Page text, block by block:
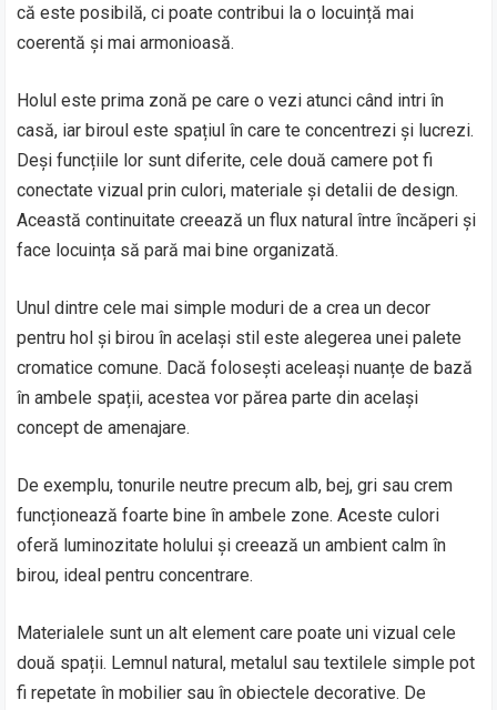
că este posibilă, ci poate contribui la o locuință mai
coerentă și mai armonioasă.
Holul este prima zonă pe care o vezi atunci când intri în
casă, iar biroul este spațiul în care te concentrezi și lucrezi.
Deși funcțiile lor sunt diferite, cele două camere pot fi
conectate vizual prin culori, materiale și detalii de design.
Această continuitate creează un flux natural între încăperi și
face locuința să pară mai bine organizată.
Unul dintre cele mai simple moduri de a crea un decor
pentru hol și birou în același stil este alegerea unei palete
cromatice comune. Dacă folosești aceleași nuanțe de bază
în ambele spații, acestea vor părea parte din același
concept de amenajare.
De exemplu, tonurile neutre precum alb, bej, gri sau crem
funcționează foarte bine în ambele zone. Aceste culori
oferă luminozitate holului și creează un ambient calm în
birou, ideal pentru concentrare.
Materialele sunt un alt element care poate uni vizual cele
două spații. Lemnul natural, metalul sau textilele simple pot
fi repetate în mobilier sau în obiectele decorative. De